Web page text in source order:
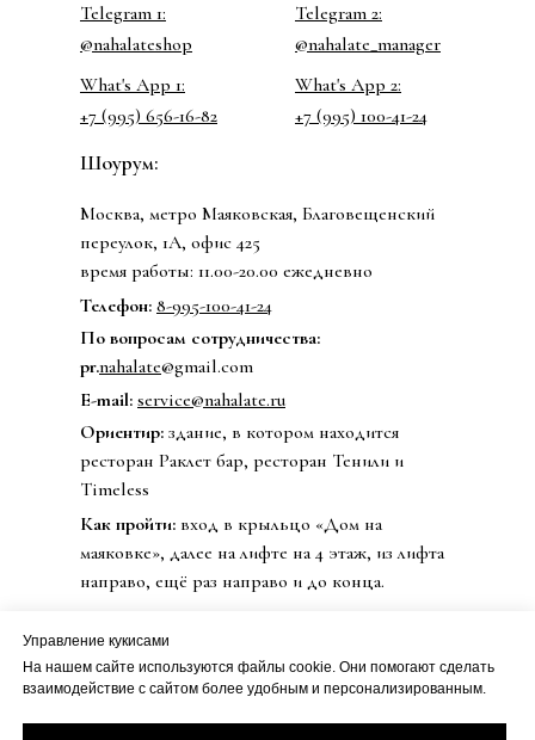
© 2020 Бренд одежды nahalate
Ориентир: здание, в котором находится
ресторан Раклет бар, ресторан Тенили и
Timeless
Шоурум:
Москва, метро Маяковская, Благовещенский
переулок, 1А, офис 425
время работы: 11.00-20.00 ежедневно
Как пройти: вход в крыльцо «Дом на
маяковке», далее на лифте на 4 этаж, из лифта
направо, ещё раз направо и до конца.
Телефон: 8-995-100-41-24
E-mail: service@nahalate.ru
По вопросам сотрудничества:
pr.nahalate@gmail.com
Telegram 1:
@nahalate_manager
Telegram 2:
@nahalateshop
What's App 1:
+7 (995) 100-41-24
What's App 2:
+7 (995) 656-16-82
Управление кукисами
На нашем сайте используются файлы cookie. Они помогают сделать
взаимодействие с сайтом более удобным и персонализированным.